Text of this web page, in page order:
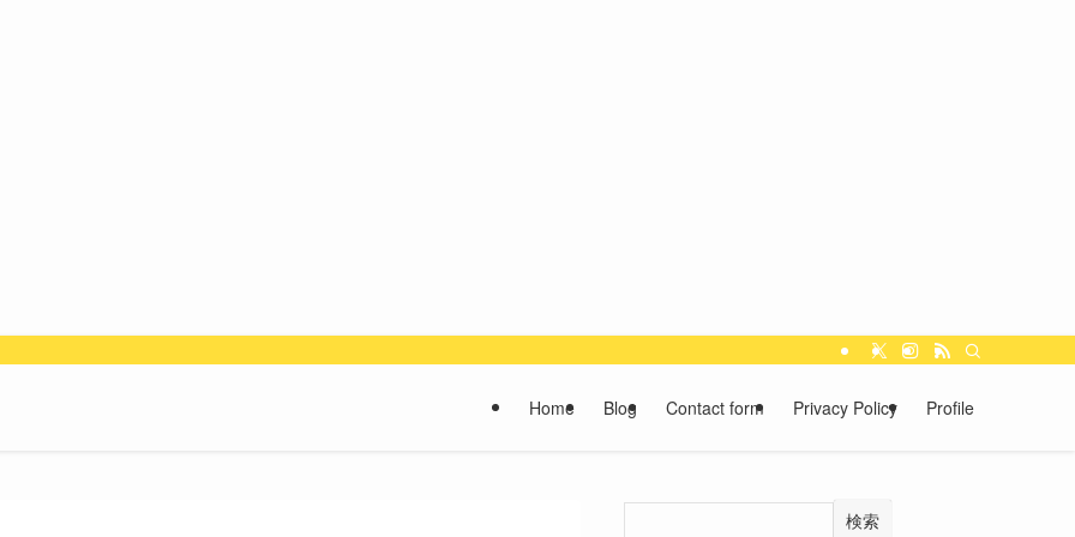
Home Blog Contact form Privacy Policy Profile
検索